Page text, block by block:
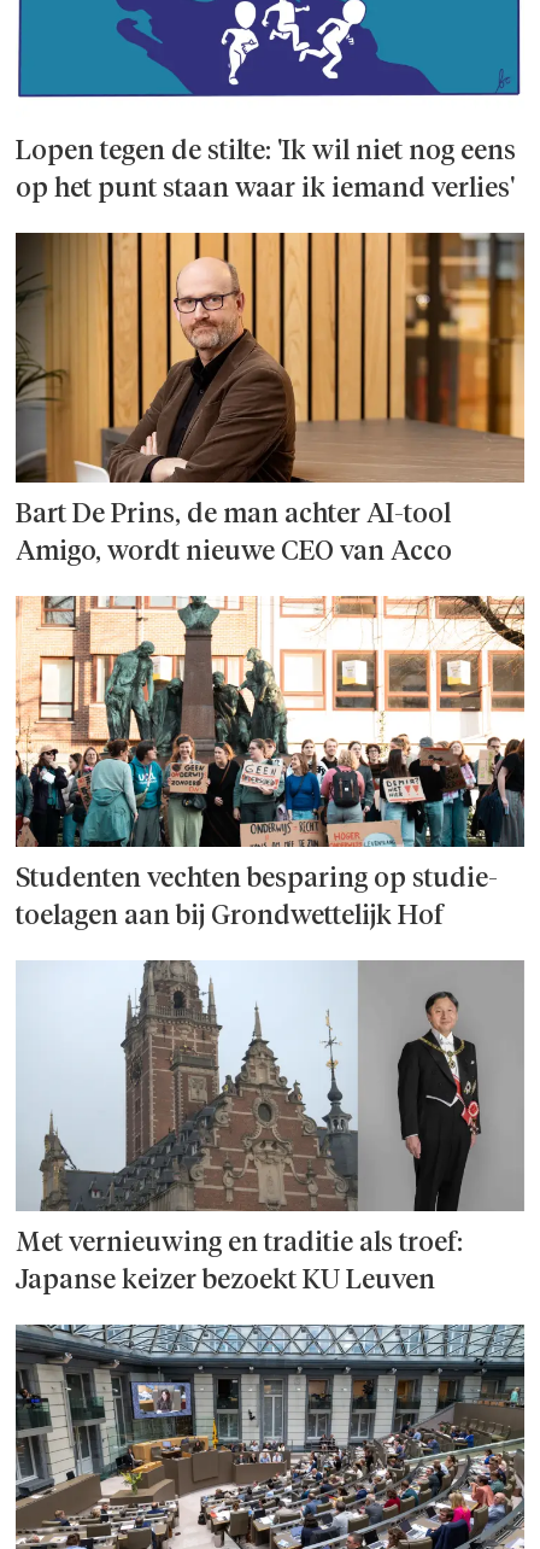
Lopen tegen de stilte: 'Ik wil niet nog eens
op het punt staan waar ik iemand verlies'
Bart De Prins, de man achter AI-tool
Amigo, wordt nieuwe CEO van Acco
Studenten vechten besparing op studie­
toelagen aan bij Grondwettelijk Hof
Met vernieuwing en traditie als troef:
Japanse keizer bezoekt KU Leuven